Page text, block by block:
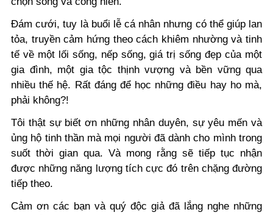
Đám cưới, tuy là buổi lễ cá nhân nhưng có thể giúp lan
tỏa, truyền cảm hứng theo cách khiêm nhường và tinh
tế về một lối sống, nếp sống, giá trị sống đẹp của một
gia đình, một gia tộc thịnh vượng và bền vững qua
nhiều thế hệ. Rất đáng để học những điều hay ho mà,
phải không?!
Tôi thật sự biết ơn những nhân duyên, sự yêu mến và
ủng hộ tinh thần mà mọi người đã dành cho mình trong
suốt thời gian qua. Và mong rằng sẽ tiếp tục nhận
được những năng lượng tích cực đó trên chặng đường
tiếp theo.
Cảm ơn các bạn và quý độc giả đã lắng nghe những